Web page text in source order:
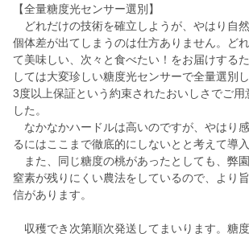
【全量糖度光センサー選別】
どれだけの技術を確立しようが、やはり自
個体差が出てしまうのは仕方ありません。ど
て美味しい、次々と食べたい！をお届けする
しては大変珍しい糖度光センサーで全量選別
3度以上保証という約束されたおいしさでご用
した。
なかなかハードルは高いのですが、やはり
るにはここまで徹底的にしないとと考えて導入
また、同じ糖度の桃があったとしても、弊
窒素が残りにくい農法をしているので、より
信があります。
収穫でき次第順次発送してまいります。糖